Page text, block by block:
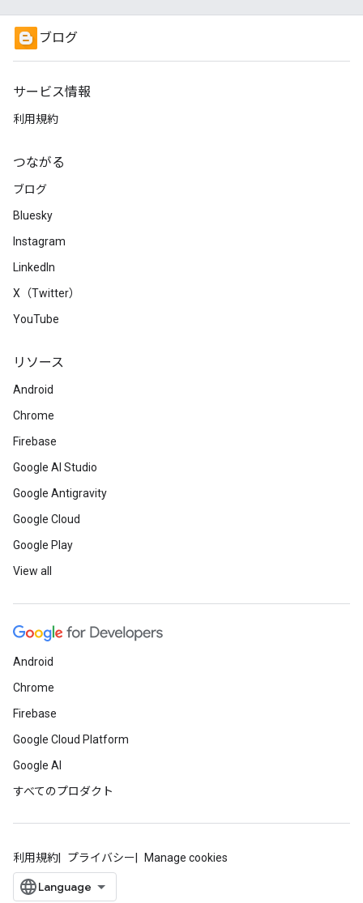
ブログ
サービス情報
利用規約
つながる
ブログ
Bluesky
Instagram
LinkedIn
X（Twitter）
YouTube
リソース
Android
Chrome
Firebase
Google AI Studio
Google Antigravity
Google Cloud
Google Play
View all
Android
Chrome
Firebase
Google Cloud Platform
Google AI
すべてのプロダクト
利用規約 プライバシー Manage cookies